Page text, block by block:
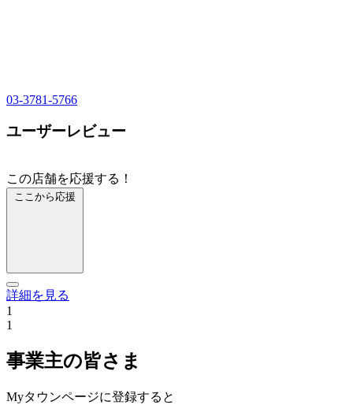
03-3781-5766
ユーザーレビュー
この店舗を応援する！
ここから応援
詳細を見る
1
1
事業主の皆さま
Myタウンページに登録すると